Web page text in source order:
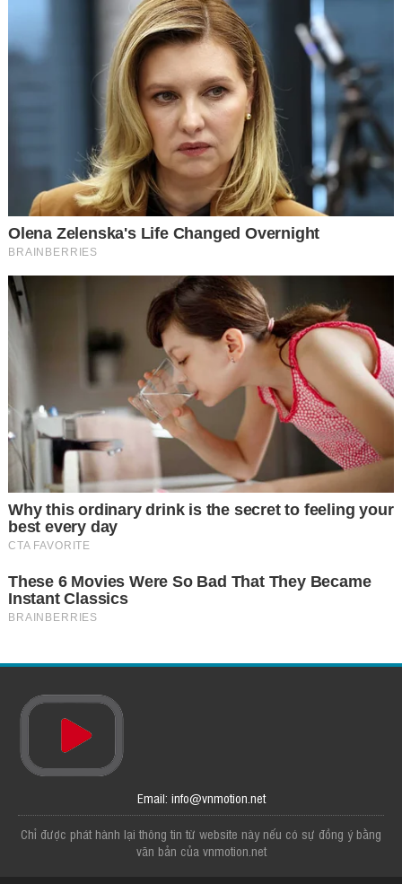
Email: info@vnmotion.net
Chỉ được phát hành lại thông tin từ website này nếu có sự đồng ý bằng
văn bản của vnmotion.net